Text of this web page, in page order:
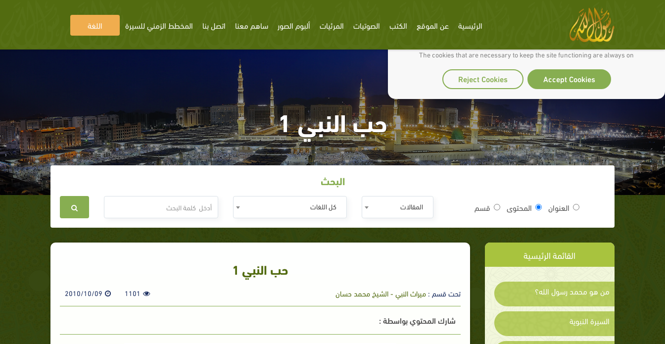
We use cookies to make our site work well for you and so we can continually improve it.
The cookies that are necessary to keep the site functioning are always on
Accept Cookies
Reject Cookies
الرئيسية عن الموقع الكتب الصوتيات المرئيات ألبوم الصور ساهم معنا اتصل بنا المخطط الزمني للسيرة اللغة
حب النبي 1
البحث
العنوان المحتوى قسم المقالات كل اللغات
القائمة الرئيسية
من هو محمد رسول الله؟
السيرة النبوية
حب النبي 1
تحت قسم :ميراث النبي - الشيخ محمد حسان 1101
2010/10/09
شارك المحتوي بواسطة :